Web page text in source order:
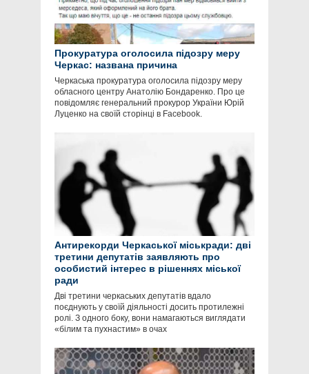
Прокуратура оголосила підозру меру
Черкас: названа причина
Черкаська прокуратура оголосила підозру меру
обласного центру Анатолію Бондаренко. Про це
повідомляє генеральний прокурор України Юрій
Луценко на своїй сторінці в Facebook.
Антирекорди Черкаської міськради: дві
третини депутатів заявляють про
особистий інтерес в рішеннях міської
ради
Дві третини черкаських депутатів вдало
поєднують у своїй діяльності досить протилежні
ролі. З одного боку, вони намагаються виглядати
«білим та пухнастим» в очах